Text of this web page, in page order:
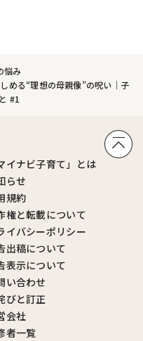
悩み
める“理想の母親像”の呪い｜子
#1
イナビ子育て」とは
らせ
規約
権と転載について
イバシーポリシー
出稿について
表示について
い合わせ
びと訂正
会社
者一覧